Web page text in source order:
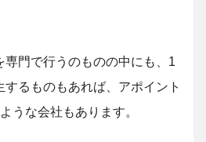
専門で行うのものの中にも、1
るものもあれば、アポイント
うな会社もあります。